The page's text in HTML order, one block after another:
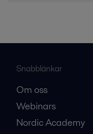
Snabblänkar
Om oss
Webinars
Nordic Academy